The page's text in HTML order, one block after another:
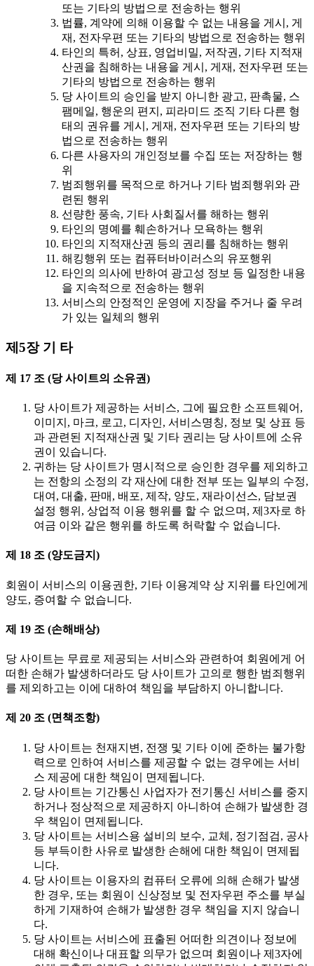
또는 기타의 방법으로 전송하는 행위
법률, 계약에 의해 이용할 수 없는 내용을 게시, 게
재, 전자우편 또는 기타의 방법으로 전송하는 행위
타인의 특허, 상표, 영업비밀, 저작권, 기타 지적재
산권을 침해하는 내용을 게시, 게재, 전자우편 또는
기타의 방법으로 전송하는 행위
당 사이트의 승인을 받지 아니한 광고, 판촉물, 스
팸메일, 행운의 편지, 피라미드 조직 기타 다른 형
태의 권유를 게시, 게재, 전자우편 또는 기타의 방
법으로 전송하는 행위
다른 사용자의 개인정보를 수집 또는 저장하는 행
위
범죄행위를 목적으로 하거나 기타 범죄행위와 관
련된 행위
선량한 풍속, 기타 사회질서를 해하는 행위
타인의 명예를 훼손하거나 모욕하는 행위
타인의 지적재산권 등의 권리를 침해하는 행위
해킹행위 또는 컴퓨터바이러스의 유포행위
타인의 의사에 반하여 광고성 정보 등 일정한 내용
을 지속적으로 전송하는 행위
서비스의 안정적인 운영에 지장을 주거나 줄 우려
가 있는 일체의 행위
제5장 기 타
제 17 조 (당 사이트의 소유권)
당 사이트가 제공하는 서비스, 그에 필요한 소프트웨어,
이미지, 마크, 로고, 디자인, 서비스명칭, 정보 및 상표 등
과 관련된 지적재산권 및 기타 권리는 당 사이트에 소유
권이 있습니다.
귀하는 당 사이트가 명시적으로 승인한 경우를 제외하고
는 전항의 소정의 각 재산에 대한 전부 또는 일부의 수정,
대여, 대출, 판매, 배포, 제작, 양도, 재라이선스, 담보권
설정 행위, 상업적 이용 행위를 할 수 없으며, 제3자로 하
여금 이와 같은 행위를 하도록 허락할 수 없습니다.
제 18 조 (양도금지)
회원이 서비스의 이용권한, 기타 이용계약 상 지위를 타인에게
양도, 증여할 수 없습니다.
제 19 조 (손해배상)
당 사이트는 무료로 제공되는 서비스와 관련하여 회원에게 어
떠한 손해가 발생하더라도 당 사이트가 고의로 행한 범죄행위
를 제외하고는 이에 대하여 책임을 부담하지 아니합니다.
제 20 조 (면책조항)
당 사이트는 천재지변, 전쟁 및 기타 이에 준하는 불가항
력으로 인하여 서비스를 제공할 수 없는 경우에는 서비
스 제공에 대한 책임이 면제됩니다.
당 사이트는 기간통신 사업자가 전기통신 서비스를 중지
하거나 정상적으로 제공하지 아니하여 손해가 발생한 경
우 책임이 면제됩니다.
당 사이트는 서비스용 설비의 보수, 교체, 정기점검, 공사
등 부득이한 사유로 발생한 손해에 대한 책임이 면제됩
니다.
당 사이트는 이용자의 컴퓨터 오류에 의해 손해가 발생
한 경우, 또는 회원이 신상정보 및 전자우편 주소를 부실
하게 기재하여 손해가 발생한 경우 책임을 지지 않습니
다.
당 사이트는 서비스에 표출된 어떠한 의견이나 정보에
대해 확신이나 대표할 의무가 없으며 회원이나 제3자에